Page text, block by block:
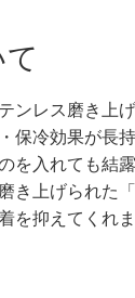
ンレス磨き上
保冷効果が長持
を入れても結
き上げられた
を抑えてくれま